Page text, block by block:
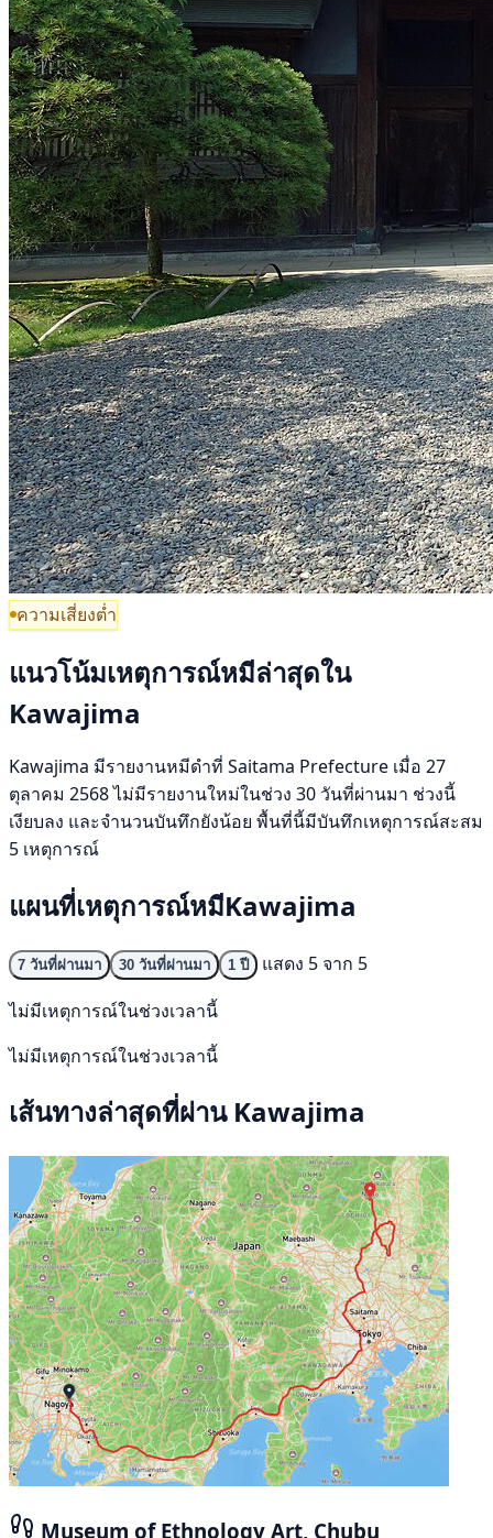
ความเสี่ยงต่ำ
แนวโน้มเหตุการณ์หมีล่าสุดใน
Kawajima
Kawajima มีรายงานหมีดำที่ Saitama Prefecture เมื่อ 27
ตุลาคม 2568 ไม่มีรายงานใหม่ในช่วง 30 วันที่ผ่านมา ช่วงนี้
เงียบลง และจำนวนบันทึกยังน้อย พื้นที่นี้มีบันทึกเหตุการณ์สะสม
5 เหตุการณ์
แผนที่เหตุการณ์หมีKawajima
7 วันที่ผ่านมา 30 วันที่ผ่านมา 1 ปี
แสดง 5 จาก 5
ไม่มีเหตุการณ์ในช่วงเวลานี้
ไม่มีเหตุการณ์ในช่วงเวลานี้
เส้นทางล่าสุดที่ผ่าน Kawajima
Museum of Ethnology Art, Chubu